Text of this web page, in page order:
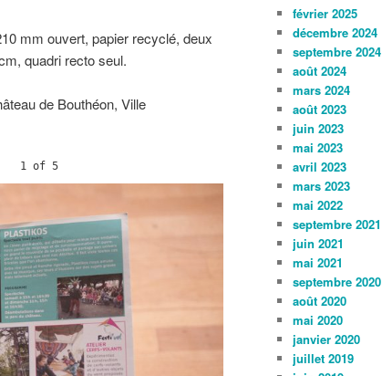
mm ouvert, papier recyclé, deux
quadri recto seul.
de Bouthéon, Ville
2 of 5
février 2025
décembre 2024
septembre 2024
août 2024
mars 2024
août 2023
juin 2023
mai 2023
avril 2023
mars 2023
mai 2022
septembre 2021
juin 2021
mai 2021
septembre 2020
août 2020
mai 2020
janvier 2020
juillet 2019